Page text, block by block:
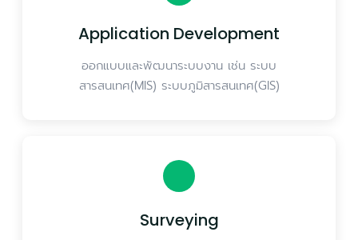
Application Development
ออกแบบและพัฒนาระบบงาน เช่น ระบบ
สารสนเทศ(MIS) ระบบภูมิสารสนเทศ(GIS)
Surveying